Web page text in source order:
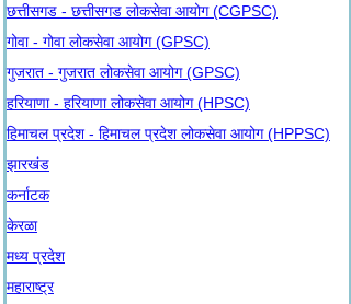
छत्तीसगड - छत्तीसगड लोकसेवा आयोग (CGPSC)
गोवा - गोवा लोकसेवा आयोग (GPSC)
गुजरात - गुजरात लोकसेवा आयोग (GPSC)
हरियाणा - हरियाणा लोकसेवा आयोग (HPSC)
हिमाचल प्रदेश - हिमाचल प्रदेश लोकसेवा आयोग (HPPSC)
झारखंड
कर्नाटक
केरळा
मध्य प्रदेश
महाराष्ट्र